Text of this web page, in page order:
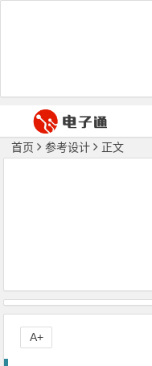
首页 参考设计 正文
A+